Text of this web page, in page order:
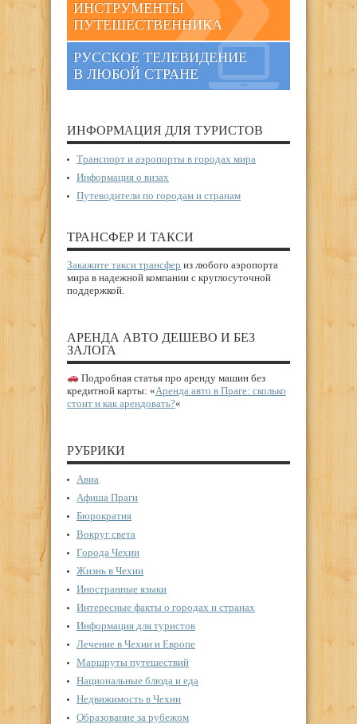
ИНСТРУМЕНТЫ
ПУТЕШЕСТВЕННИКА
РУССКОЕ ТЕЛЕВИДЕНИЕ
В ЛЮБОЙ СТРАНЕ
ИНФОРМАЦИЯ ДЛЯ ТУРИСТОВ
Транспорт и аэропорты в городах мира
Информация о визах
Путеводители по городам и странам
ТРАНСФЕР И ТАКСИ
Закажите такси трансфер из любого аэропорта
мира в надежной компании с круглосуточной
поддержкой.
АРЕНДА АВТО ДЕШЕВО И БЕЗ
ЗАЛОГА
Подробная статья про аренду машин без
кредитной карты: «Аренда авто в Праге: сколько
стоит и как арендовать?«
РУБРИКИ
Авиа
Афиша Праги
Бюрократия
Вокруг света
Города Чехии
Жизнь в Чехии
Иностранные языки
Интересные факты о городах и странах
Информация для туристов
Лечение в Чехии и Европе
Маршруты путешествий
Национальные блюда и еда
Недвижимость в Чехии
Образование за рубежом